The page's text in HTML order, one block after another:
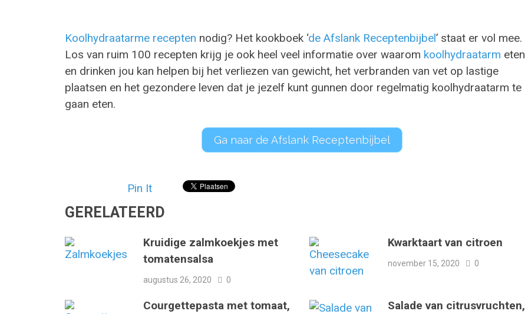
Koolhydraatarme recepten nodig? Het kookboek ‘de Afslank Receptenbijbel’ staat er vol mee.
Los van ruim 100 recepten krijg je ook heel veel informatie over waarom koolhydraatarm eten
en drinken jou kan helpen bij het verliezen van gewicht, het verbranden van vet op lastige
plaatsen en het gezondere leven dat je jezelf kunt gunnen door regelmatig koolhydraatarm te
gaan eten.
Ga naar de Afslank Receptenbijbel
Pin It
GERELATEERD
Kruidige zalmkoekjes met
tomatensalsa
augustus 26, 2020 0
Kwarktaart van citroen
november 15, 2020 0
Courgettepasta met tomaat,
Salade van citrusvruchten,